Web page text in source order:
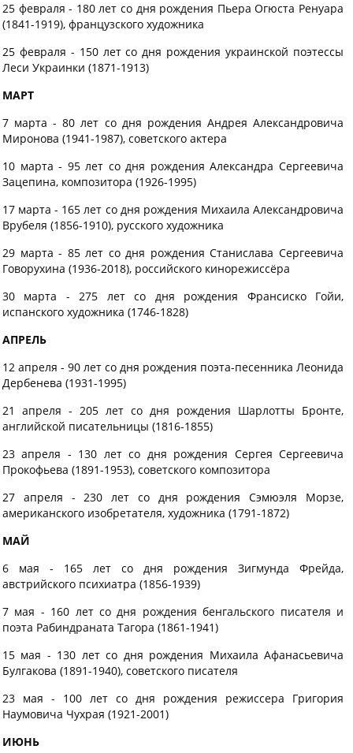
25 февраля - 180 лет со дня рождения Пьера Огюста Ренуара
(1841-1919), французского художника
25 февраля - 150 лет со дня рождения украинской поэтессы
Леси Украинки (1871-1913)
МАРТ
7 марта - 80 лет со дня рождения Андрея Александровича
Миронова (1941-1987), советского актера
10 марта - 95 лет со дня рождения Александра Сергеевича
Зацепина, композитора (1926-1995)
17 марта - 165 лет со дня рождения Михаила Александровича
Врубеля (1856-1910), русского художника
29 марта - 85 лет со дня рождения Станислава Сергеевича
Говорухина (1936-2018), российского кинорежиссёра
30 марта - 275 лет со дня рождения Франсиско Гойи,
испанского художника (1746-1828)
АПРЕЛЬ
12 апреля - 90 лет со дня рождения поэта-песенника Леонида
Дербенева (1931-1995)
21 апреля - 205 лет со дня рождения Шарлотты Бронте,
английской писательницы (1816-1855)
23 апреля - 130 лет со дня рождения Сергея Сергеевича
Прокофьева (1891-1953), советского композитора
27 апреля - 230 лет со дня рождения Сэмюэля Морзе,
американского изобретателя, художника (1791-1872)
МАЙ
6 мая - 165 лет со дня рождения Зигмунда Фрейда,
австрийского психиатра (1856-1939)
7 мая - 160 лет со дня рождения бенгальского писателя и
поэта Рабиндраната Тагора (1861-1941)
15 мая - 130 лет со дня рождения Михаила Афанасьевича
Булгакова (1891-1940), советского писателя
23 мая - 100 лет со дня рождения режиссера Григория
Наумовича Чухрая (1921-2001)
ИЮНЬ